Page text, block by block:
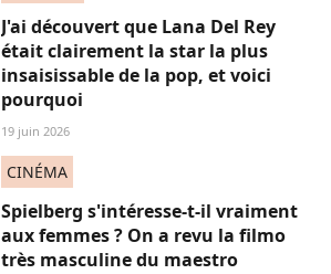
J'ai découvert que Lana Del Rey
était clairement la star la plus
insaisissable de la pop, et voici
pourquoi
19 juin 2026
CINÉMA
Spielberg s'intéresse-t-il vraiment
aux femmes ? On a revu la filmo
très masculine du maestro